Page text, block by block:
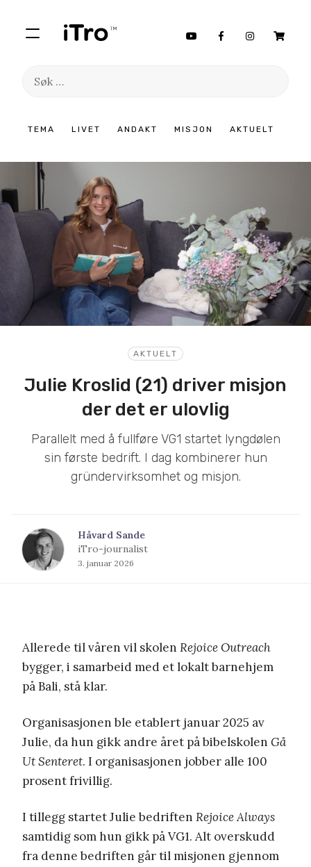
TEMA LIVET ANDAKT MISJON AKTUELT
Søk
innhold
AKTUELT
Julie Kroslid (21) driver misjon
der det er ulovlig
Parallelt med å fullføre VG1 startet lyngdølen
sin første bedrift. I dag kombinerer hun
gründervirksomhet og misjon.
Håvard Sande
iTro-journalist
3. januar 2026
Allerede til våren vil skolen Rejoice Outreach
bygger, i samarbeid med et lokalt barnehjem
på Bali, stå klar.
Organisasjonen ble etablert januar 2025 av
Julie, da hun gikk andre året på bibelskolen Gå
Ut Senteret. I organisasjonen jobber alle 100
prosent frivillig.
I tillegg startet Julie bedriften Rejoice Always
samtidig som hun gikk på VG1. Alt overskudd
fra denne bedriften går til misjonen gjennom